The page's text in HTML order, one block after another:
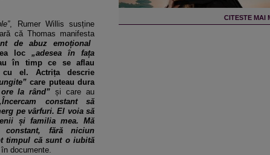
, Rumer Willis susține
că Thomas manifesta
de abuz emoțional
loc „adesea în fața
în timp ce se aflau
el. Actrița descrie
care puteau dura
la rând” și care au
constant să
pe vârfuri. El voia să
și familia mea. Mă
constant, fără niciun
timpul că sunt o iubită
documente.
CITESTE MAI